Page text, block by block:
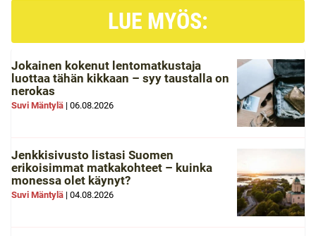
LUE MYÖS:
Jokainen kokenut lentomatkustaja
luottaa tähän kikkaan – syy taustalla on
nerokas
Suvi Mäntylä | 06.08.2026
Jenkkisivusto listasi Suomen
erikoisimmat matkakohteet – kuinka
monessa olet käynyt?
Suvi Mäntylä | 04.08.2026